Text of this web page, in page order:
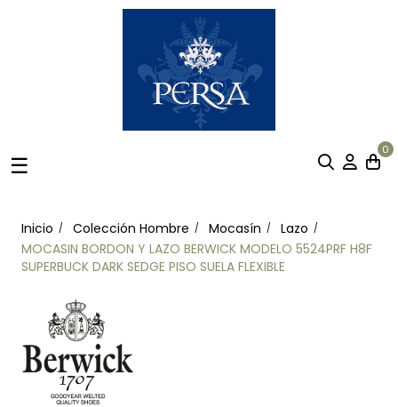
Navegación
☰
0
Inicio Colección Hombre Mocasín
Lazo
MOCASIN BORDON Y LAZO BERWICK MODELO 5524PRF H8F
SUPERBUCK DARK SEDGE PISO SUELA FLEXIBLE